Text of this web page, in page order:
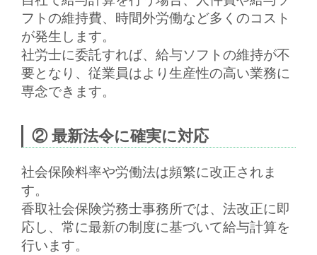
フトの維持費、時間外労働など多くのコスト
が発生します。
社労士に委託すれば、給与ソフトの維持が不
要となり、従業員はより生産性の高い業務に
専念できます。
② 最新法令に確実に対応
社会保険料率や労働法は頻繁に改正されま
す。
香取社会保険労務士事務所では、法改正に即
応し、常に最新の制度に基づいて給与計算を
行います。